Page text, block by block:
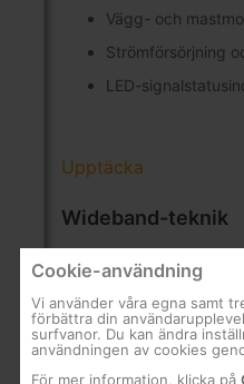
Vägg- och
Strömförsörjning
LED-
Upptäcka
Wideband-teknik
Wideband (även känt
spektrum av frekvenser
eller hela
användarna. Tekniken
fiberinstallationer där
Cookie-användning
Vi använder våra egna samt
förbättra din
surfvanor. Du kan ändra
användningen av cookies
För mer information, klicka på